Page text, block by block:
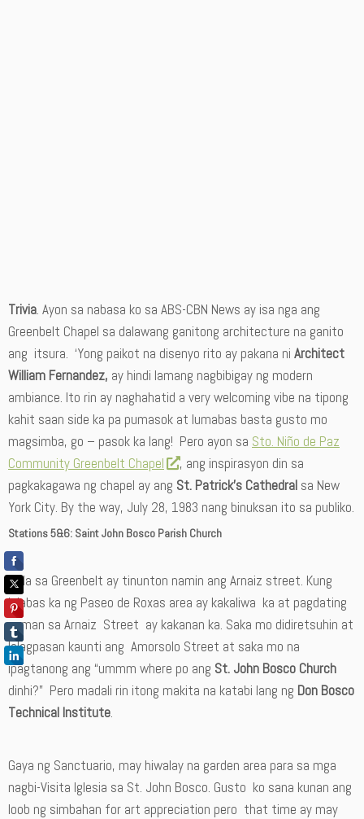
Trivia. Ayon sa nabasa ko sa ABS-CBN News ay isa nga ang
Greenbelt Chapel sa dalawang ganitong architecture na ganito
ang itsura. ‘Yong paikot na disenyo rito ay pakana ni Architect
William Fernandez, ay hindi lamang nagbibigay ng modern
ambiance. Ito rin ay naghahatid a very welcoming vibe na tipong
kahit saan side ka pa pumasok at lumabas basta gusto mo
magsimba, go – pasok ka lang! Pero ayon sa Sto. Niño de Paz
Community Greenbelt Chapel
, ang inspirasyon din sa
pagkakagawa ng chapel ay ang St. Patrick’s Cathedral sa New
York City. By the way, July 28, 1983 nang binuksan ito sa publiko.
Stations 5&6: Saint John Bosco Parish Church
Mula sa Greenbelt ay tinunton namin ang Arnaiz street. Kung
lalabas ka ng Paseo de Roxas area ay kakaliwa ka at pagdating
naman sa Arnaiz Street ay kakanan ka. Saka mo didiretsuhin at
lalagpasan kaunti ang Amorsolo Street at saka mo na
ipagtanong ang “ummm where po ang St. John Bosco Church
dinhi?” Pero madali rin itong makita na katabi lang ng Don Bosco
Technical Institute.
Gaya ng Sanctuario, may hiwalay na garden area para sa mga
nagbi-Visita Iglesia sa St. John Bosco. Gusto ko sana kunan ang
loob ng simbahan for art appreciation pero that time ay may